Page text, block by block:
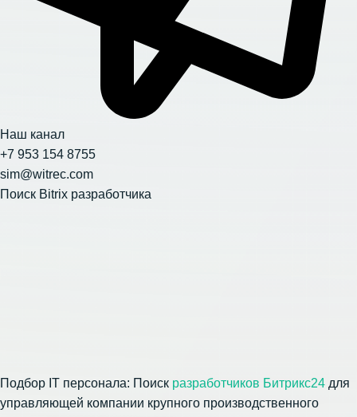
Наш канал
+7 953 154 8755
sim@witrec.com
Поиск Bitrix разработчика
Подбор IT персонала: Поиск разработчиков Битрикс24 для
управляющей компании крупного производственного